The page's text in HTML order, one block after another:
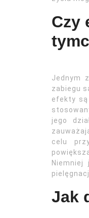
Czy
Jednym
zabiegu
efekty są
jego
celu
Jak